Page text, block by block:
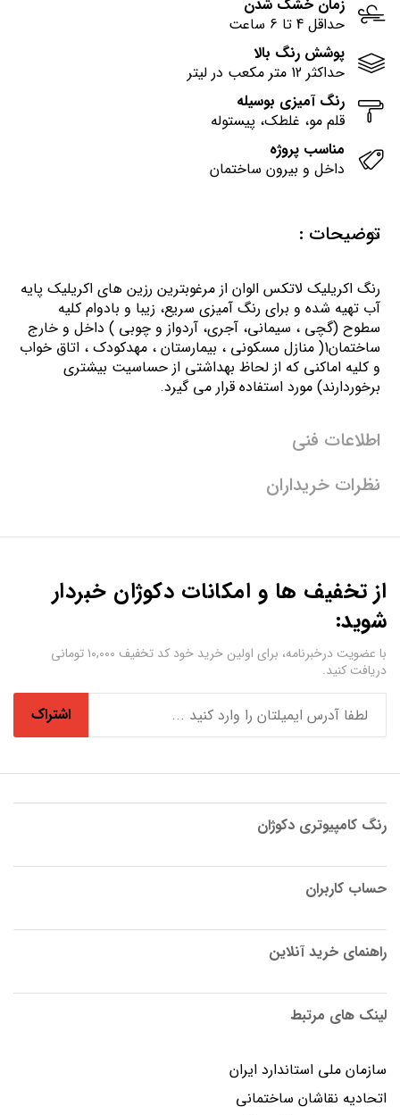
زمان خشک شدن
حداقل 4 تا 6 ساعت
پوشش رنگ بالا
حداکثر 12 متر مکعب در لیتر
رنگ آمیزی بوسیله
قلم مو، غلطک، پیستوله
مناسب پروژه
داخل و بیرون ساختمان
توضیحات :
رنگ اكريليك لاتكس الوان از مرغوبترين رزين هاي اكريليك پايه
آب تهيه شده و برای رنگ آمیزی سریع، زیبا و بادوام کلیه
سطوح (گچی ، سیمانی، آجری، آردواز و چوبی ) داخل و خارج
ساختمان1( منازل مسكوني ، بيمارستان ، مهدكودك ، اتاق خواب
و كليه اماكني كه از لحاظ بهداشتي از حساسيت بيشتري
برخوردارند) مورد استفاده قرار می گیرد.
اطلاعات فنی
نظرات خریداران
از تخفیف ها و امکانات دکوژان خبردار
شوید:
با عضویت درخبرنامه، برای اولین خرید خود کد تخفیف ۱۰,۰۰۰ تومانی
دریافت کنید.
اشتراک
رنگ کامپیوتری دکوژان
حساب کاربران
راهنمای خرید آنلاین
لینک های مرتبط
سازمان ملی استاندارد ایران
اتحادیه نقاشان ساختمانی